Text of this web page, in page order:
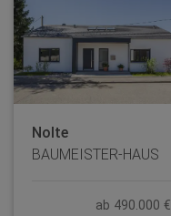
Nolte
BAUMEISTER-HAUS
ab 490.000 €